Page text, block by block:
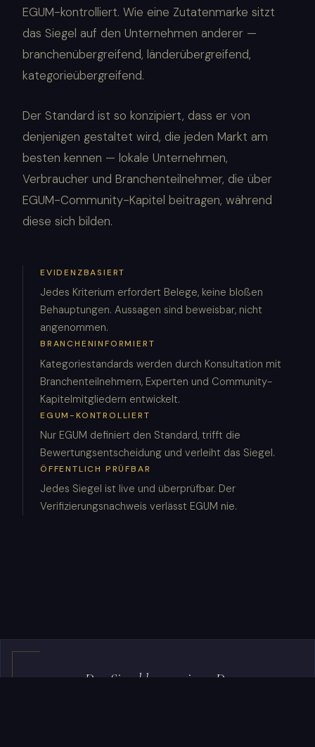
EGUM-kontrolliert. Wie eine Zutatenmarke sitzt
das Siegel auf den Unternehmen anderer —
branchenübergreifend, länderübergreifend,
kategorieübergreifend.
Der Standard ist so konzipiert, dass er von
denjenigen gestaltet wird, die jeden Markt am
besten kennen — lokale Unternehmen,
Verbraucher und Branchenteilnehmer, die über
EGUM-Community-Kapitel beitragen, während
diese sich bilden.
EVIDENZBASIERT
Jedes Kriterium erfordert Belege, keine bloßen
Behauptungen. Aussagen sind beweisbar, nicht
angenommen.
BRANCHENINFORMIERT
Kategoriestandards werden durch Konsultation mit
Branchenteilnehmern, Experten und Community-
Kapitelmitgliedern entwickelt.
EGUM-KONTROLLIERT
Nur EGUM definiert den Standard, trifft die
Bewertungsentscheidung und verleiht das Siegel.
ÖFFENTLICH PRÜFBAR
Jedes Siegel ist live und überprüfbar. Der
Verifizierungsnachweis verlässt EGUM nie.
„Das Siegel kann reisen. Der